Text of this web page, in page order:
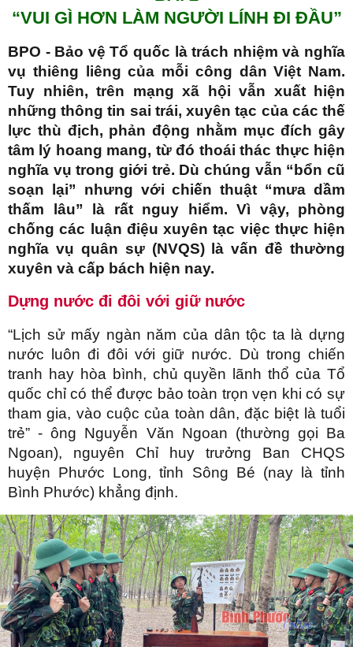
“VUI GÌ HƠN LÀM NGƯỜI LÍNH ĐI ĐẦU”
BPO - Bảo vệ Tổ quốc là trách nhiệm và nghĩa
vụ thiêng liêng của mỗi công dân Việt Nam.
Tuy nhiên, trên mạng xã hội vẫn xuất hiện
những thông tin sai trái, xuyên tạc của các thế
lực thù địch, phản động nhằm mục đích gây
tâm lý hoang mang, từ đó thoái thác thực hiện
nghĩa vụ trong giới trẻ. Dù chúng vẫn “bổn cũ
soạn lại” nhưng với chiến thuật “mưa dầm
thấm lâu” là rất nguy hiểm. Vì vậy, phòng
chống các luận điệu xuyên tạc việc thực hiện
nghĩa vụ quân sự (NVQS) là vấn đề thường
xuyên và cấp bách hiện nay.
Dựng nước đi đôi với giữ nước
“Lịch sử mấy ngàn năm của dân tộc ta là dựng
nước luôn đi đôi với giữ nước. Dù trong chiến
tranh hay hòa bình, chủ quyền lãnh thổ của Tổ
quốc chỉ có thể được bảo toàn trọn vẹn khi có sự
tham gia, vào cuộc của toàn dân, đặc biệt là tuổi
trẻ” - ông Nguyễn Văn Ngoan (thường gọi Ba
Ngoan), nguyên Chỉ huy trưởng Ban CHQS
huyện Phước Long, tỉnh Sông Bé (nay là tỉnh
Bình Phước) khẳng định.